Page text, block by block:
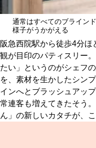
通常はすべてのブライン
様子がうかがえる
阪急西院駅から徒歩4分
観が目印のパティスリー
たい」というのがシェフ
を、素材を生かしたシン
インへとブラッシュアッ
常連客も増えてきたそう
ん」の新しいカタチが、こ